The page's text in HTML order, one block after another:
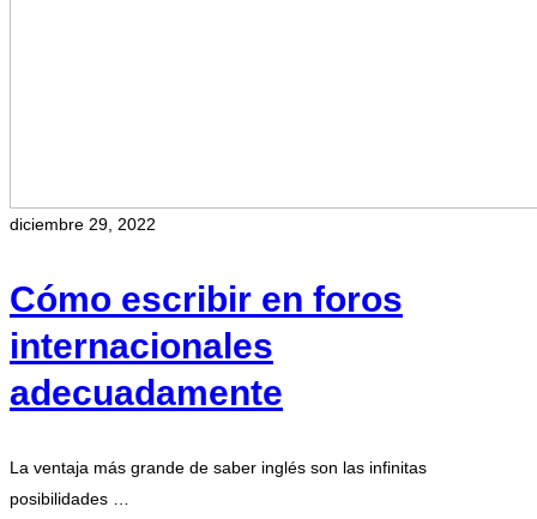
diciembre 29, 2022
Cómo escribir en foros
internacionales
adecuadamente
La ventaja más grande de saber inglés son las infinitas
posibilidades …